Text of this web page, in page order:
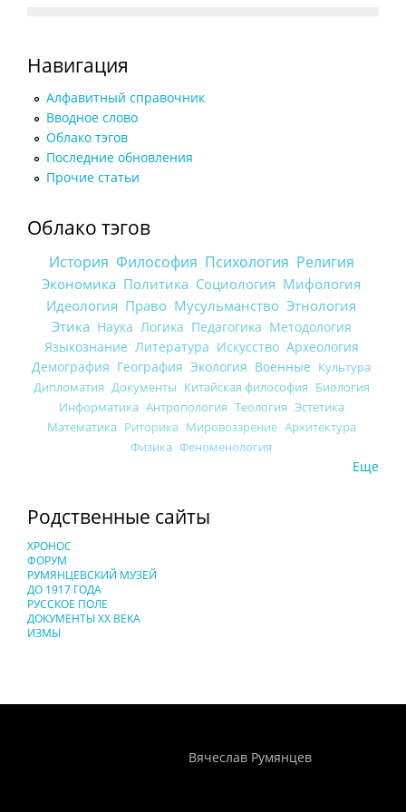
Навигация
Алфавитный справочник
Вводное слово
Облако тэгов
Последние обновления
Прочие статьи
Облако тэгов
История Философия Психология Религия
Экономика Политика Социология Мифология
Идеология Право Мусульманство Этнология
Этика Наука Логика Педагогика Методология
Языкознание Литература Искусство Археология
Демография География Экология Военные Культура
Дипломатия Документы Китайская философия Биология
Информатика Антропология Теология Эстетика
Математика Риторика Мировоззрение Архитектура
Физика Феноменология
Еще
Родственные сайты
ХРОНОС
ФОРУМ
РУМЯНЦЕВСКИЙ МУЗЕЙ
ДО 1917 ГОДА
РУССКОЕ ПОЛЕ
ДОКУМЕНТЫ XX ВЕКА
ИЗМЫ
Вячеслав Румянцев